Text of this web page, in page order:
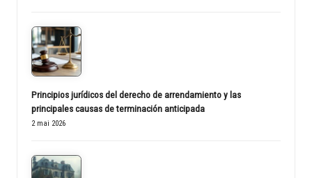
Principios jurídicos del derecho de arrendamiento y las
principales causas de terminación anticipada
2 mai 2026